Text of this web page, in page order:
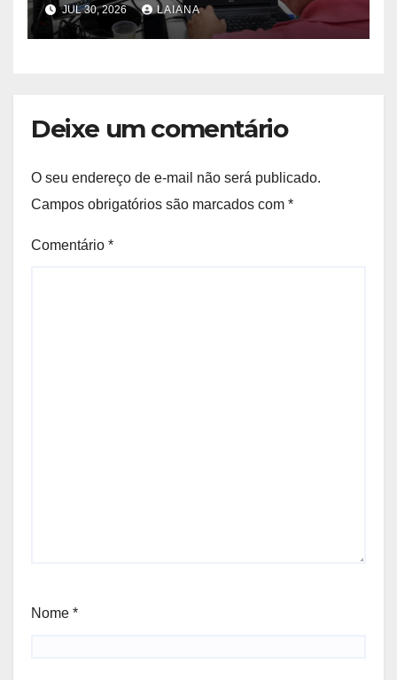
JUL 30, 2026 LAIANA
Deixe um comentário
O seu endereço de e-mail não será publicado.
Campos obrigatórios são marcados com *
Comentário *
Nome *